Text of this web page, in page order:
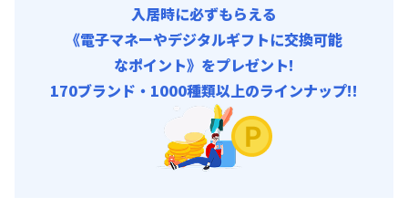
入居時に必ずもらえる
《電子マネーやデジタルギフトに交換可能
なポイント》をプレゼント!
170ブランド・1000種類以上のラインナップ!!